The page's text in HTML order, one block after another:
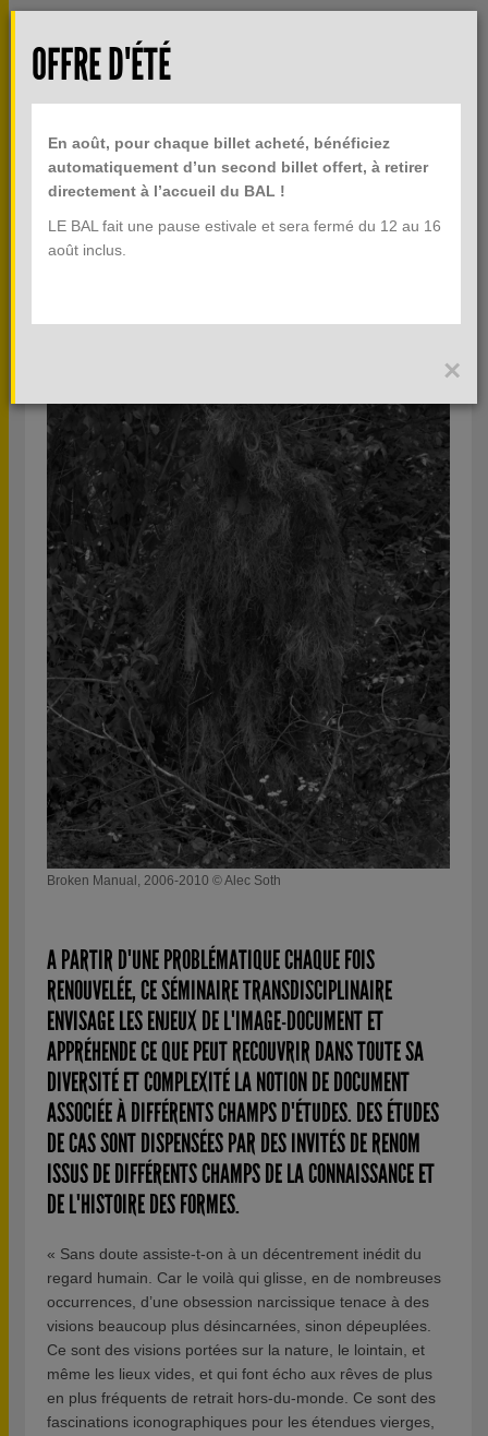
Aller au contenu principal
TOGGLE
NAVIGATION
MENU
BILLETTERIE
L'IMAGE SANS L'HOMME
23 ET 24 OCTOBRE 2017
Broken Manual, 2006-2010 © Alec Soth
A PARTIR D'UNE PROBLÉMATIQUE CHAQUE FOIS
RENOUVELÉE, CE SÉMINAIRE TRANSDISCIPLINAIRE
ENVISAGE LES ENJEUX DE L'IMAGE-DOCUMENT ET
APPRÉHENDE CE QUE PEUT RECOUVRIR DANS TOUTE SA
DIVERSITÉ ET COMPLEXITÉ LA NOTION DE DOCUMENT
ASSOCIÉE À DIFFÉRENTS CHAMPS D'ÉTUDES. DES ÉTUDES
DE CAS SONT DISPENSÉES PAR DES INVITÉS DE RENOM
ISSUS DE DIFFÉRENTS CHAMPS DE LA CONNAISSANCE ET
DE L'HISTOIRE DES FORMES.
« Sans doute assiste-t-on à un décentrement inédit du
regard humain. Car le voilà qui glisse, en de nombreuses
occurrences, d’une obsession narcissique tenace à des
visions beaucoup plus désincarnées, sinon dépeuplées.
Ce sont des visions portées sur la nature, le lointain, et
même les lieux vides, et qui font écho aux rêves de plus
en plus fréquents de retrait hors-du-monde. Ce sont des
fascinations iconographiques pour les étendues vierges,
OFFRE D'ÉTÉ
En août, pour chaque billet acheté, bénéficiez
automatiquement d’un second billet offert, à retirer
directement à l’accueil du BAL !
LE BAL fait une pause estivale et sera fermé du 12 au 16
août inclus.
×